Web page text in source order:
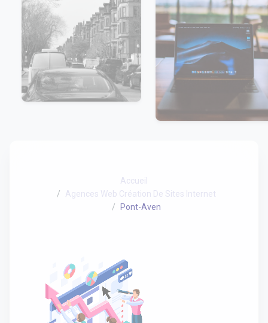
Accueil
Agences Web Création De Sites Internet
Pont-Aven